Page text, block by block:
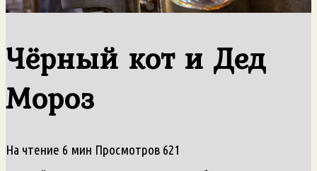
Чёрный кот и Дед
Мороз
На чтение 6 мин Просмотров 621